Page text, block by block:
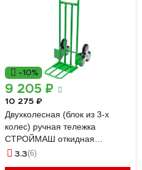
-10%
9 205 ₽
10 275 ₽
Двухколесная (блок из 3-х
колес) ручная тележка
СТРОЙМАШ откидная
платформа 400x312 мм,
3.3(6)